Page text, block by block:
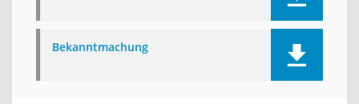
Bekanntmachung